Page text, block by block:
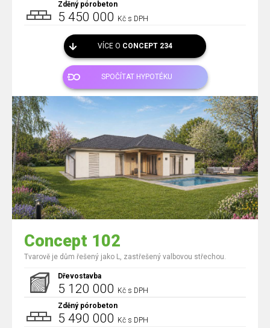
Zděný pórobeton
5 450 000 Kč s DPH
VÍCE O CONCEPT 234
SPOČÍTAT HYPOTÉKU
Concept 102
Tvarově je dům řešený jako L, zastřešený valbovou střechou.
Dřevostavba
5 120 000 Kč s DPH
Zděný pórobeton
5 490 000 Kč s DPH